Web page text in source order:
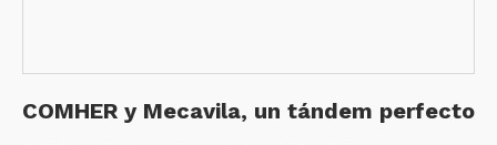
COMHER y Mecavila, un tándem perfecto